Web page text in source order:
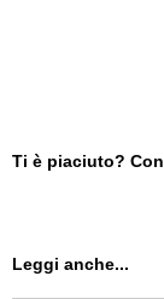
Ti è piaciuto?
Leggi anche...